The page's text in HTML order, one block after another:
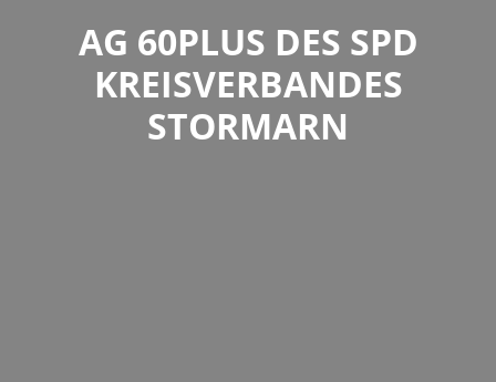
AG 60PLUS DES SPD
KREISVERBANDES
STORMARN